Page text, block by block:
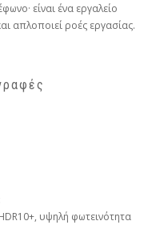
είναι ένα εργαλείο
απλοποιεί ροές εργασίας.
υψηλή φωτεινότητα